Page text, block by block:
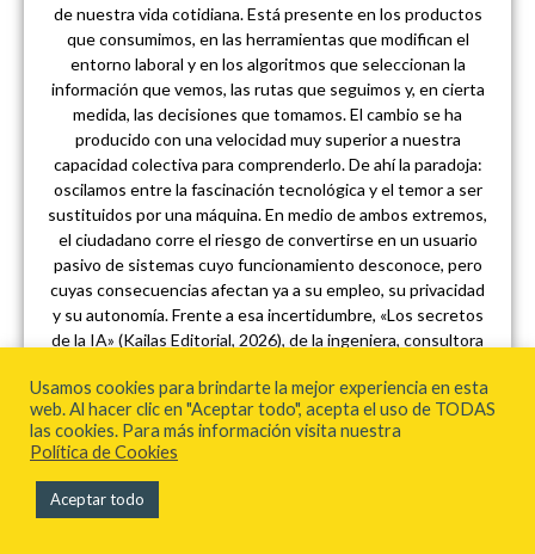
de nuestra vida cotidiana. Está presente en los productos
que consumimos, en las herramientas que modifican el
entorno laboral y en los algoritmos que seleccionan la
información que vemos, las rutas que seguimos y, en cierta
medida, las decisiones que tomamos. El cambio se ha
producido con una velocidad muy superior a nuestra
capacidad colectiva para comprenderlo. De ahí la paradoja:
oscilamos entre la fascinación tecnológica y el temor a ser
sustituidos por una máquina. En medio de ambos extremos,
el ciudadano corre el riesgo de convertirse en un usuario
pasivo de sistemas cuyo funcionamiento desconoce, pero
cuyas consecuencias afectan ya a su empleo, su privacidad
y su autonomía. Frente a esa incertidumbre, «Los secretos
de la IA» (Kailas Editorial, 2026), de la ingeniera, consultora
tan elemental como decisivo: el conocimiento. El libro evita
tanto la densidad de los manuales especializados como el
catastrofismo de los discursos apocalípticos y ofrece una
aproximación accesible, crítica y humana a la
transformación tecnológica en marcha.
Usamos cookies para brindarte la mejor experiencia en esta
web. Al hacer clic en "Aceptar todo", acepta el uso de TODAS
las cookies. Para más información visita nuestra
Política de Cookies
Aceptar todo